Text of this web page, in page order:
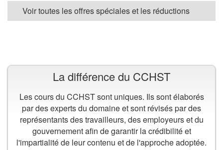
Voir toutes les offres spéciales et les réductions
La différence du CCHST
Les cours du CCHST sont uniques. Ils sont élaborés
par des experts du domaine et sont révisés par des
représentants des travailleurs, des employeurs et du
gouvernement afin de garantir la crédibilité et
l'impartialité de leur contenu et de l'approche adoptée.